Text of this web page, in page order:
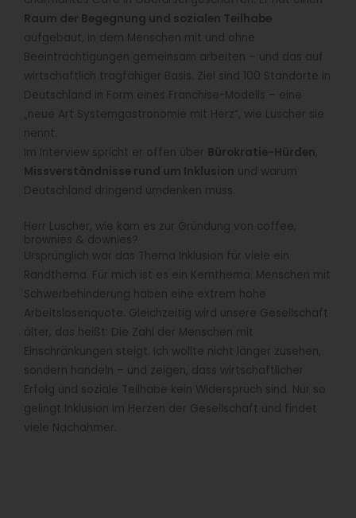
Raum der Begegnung und sozialen Teilhabe
aufgebaut, in dem Menschen mit und ohne
Beeinträchtigungen gemeinsam arbeiten – und das auf
wirtschaftlich tragfähiger Basis. Ziel sind 100 Standorte in
Deutschland in Form eines Franchise-Modells – eine
„neue Art Systemgastronomie mit Herz“, wie Luscher sie
nennt.
Im Interview spricht er offen über Bürokratie-Hürden,
Missverständnisse rund um Inklusion und warum
Deutschland dringend umdenken muss.
Herr Luscher, wie kam es zur Gründung von coffee,
brownies & downies?
Ursprünglich war das Thema Inklusion für viele ein
Randthema. Für mich ist es ein Kernthema. Menschen mit
Schwerbehinderung haben eine extrem hohe
Arbeitslosenquote. Gleichzeitig wird unsere Gesellschaft
älter, das heißt: Die Zahl der Menschen mit
Einschränkungen steigt. Ich wollte nicht länger zusehen,
sondern handeln – und zeigen, dass wirtschaftlicher
Erfolg und soziale Teilhabe kein Widerspruch sind. Nur so
gelingt Inklusion im Herzen der Gesellschaft und findet
viele Nachahmer.